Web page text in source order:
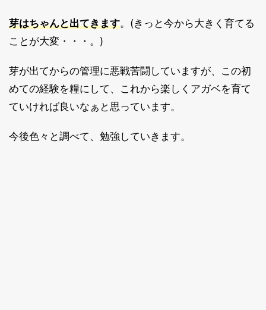
芽はちゃんと出てきます。(きっと今から大きく育てる
ことが大変・・・。)
芽が出てからの管理に悪戦苦闘していますが、この初
めての経験を糧にして、これから楽しくアガベを育て
ていければ良いなぁと思っています。
今後色々と調べて、勉強していきます。